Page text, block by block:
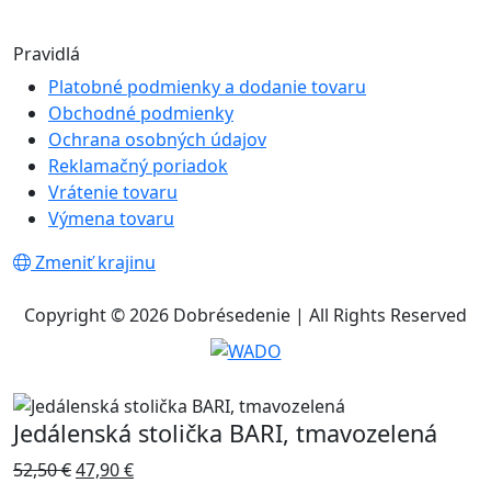
Pravidlá
Platobné podmienky a dodanie tovaru
Obchodné podmienky
Ochrana osobných údajov
Reklamačný poriadok
Vrátenie tovaru
Výmena tovaru
Zmeniť krajinu
Copyright © 2026 Dobrésedenie | All Rights Reserved
Jedálenská stolička BARI, tmavozelená
52,50€47,90€